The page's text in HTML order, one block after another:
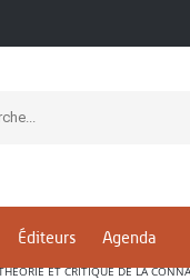
Éditeurs Agenda
ET CRITIQUE DE LA